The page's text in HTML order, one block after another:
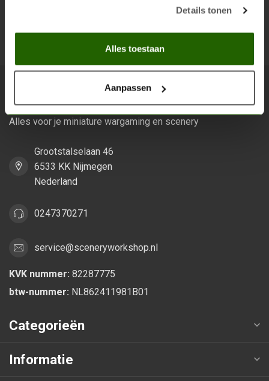
Details tonen
Alles toestaan
Aanpassen
Blijf op de hoogte over onze laatste acties
Scenery Workshop BV
Alles voor je miniature wargaming en scenery
Grootstalselaan 46
6533 KK Nijmegen
Nederland
0247370271
service@sceneryworkshop.nl
KVK nummer: 82287775
btw-nummer: NL862411981B01
Categorieën
Informatie